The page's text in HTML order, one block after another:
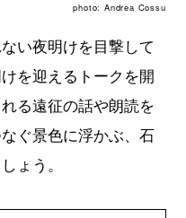
photo: Andrea Cossu
い夜明けを目撃して
を迎えるトークを開
る遠征の話や朗読を
ぐ景色に浮かぶ、石
ょう。